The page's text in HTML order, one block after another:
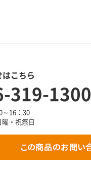
はこちら
319-1300
～16：30
・祝祭日